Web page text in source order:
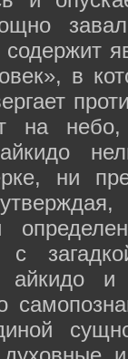
в
на
ни
с
айкидо